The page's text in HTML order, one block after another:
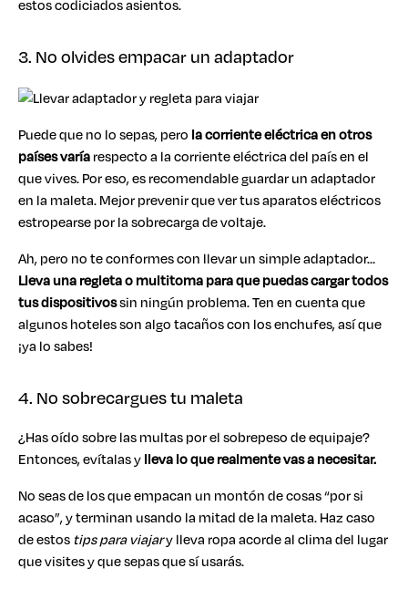
estos codiciados asientos.
3. No olvides empacar un adaptador
Puede que no lo sepas, pero la corriente eléctrica en otros
países varíarespecto a la corriente eléctrica del país en el
que vives. Por eso, es recomendable guardar un adaptador
en la maleta. Mejor prevenir que ver tus aparatos eléctricos
estropearse por la sobrecarga de voltaje.
Ah, pero no te conformes con llevar un simple adaptador…
Lleva una regleta o multitoma para que puedas cargar todos
tus dispositivossin ningún problema. Ten en cuenta que
algunos hoteles son algo tacaños con los enchufes, así que
¡ya lo sabes!
4. No sobrecargues tu maleta
¿Has oído sobre las multas por el sobrepeso de equipaje?
Entonces, evítalas ylleva lo que realmente vas a necesitar.
No seas de los que empacan un montón de cosas “por si
acaso”, y terminan usando la mitad de la maleta. Haz caso
de estos tips para viajary lleva ropa acorde al clima del lugar
que visites y que sepas que sí usarás.